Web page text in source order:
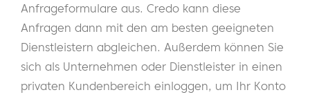
Anfrageformulare aus. Credo kann diese
Anfragen dann mit den am besten geeigneten
Dienstleistern abgleichen. Außerdem können Sie
sich als Unternehmen oder Dienstleister in einen
privaten Kundenbereich einloggen, um Ihr Konto